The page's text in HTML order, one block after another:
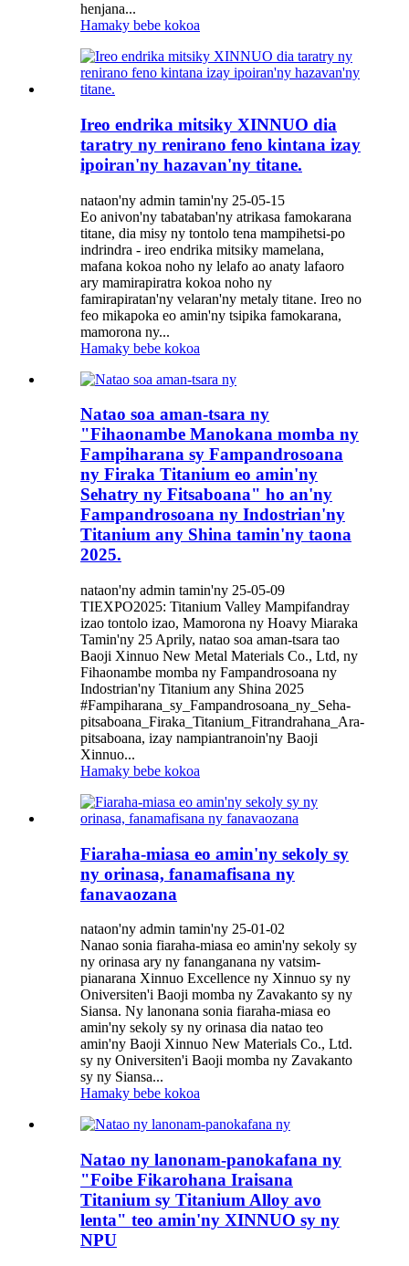
henjana...
Hamaky bebe kokoa
Ireo endrika mitsiky XINNUO dia
taratry ny renirano feno kintana izay
ipoiran'ny hazavan'ny titane.
nataon'ny admin tamin'ny 25-05-15
Eo anivon'ny tabataban'ny atrikasa famokarana
titane, dia misy ny tontolo tena mampihetsi-po
indrindra - ireo endrika mitsiky mamelana,
mafana kokoa noho ny lelafo ao anaty lafaoro
ary mamirapiratra kokoa noho ny
famirapiratan'ny velaran'ny metaly titane. Ireo no
feo mikapoka eo amin'ny tsipika famokarana,
mamorona ny...
Hamaky bebe kokoa
Natao soa aman-tsara ny
"Fihaonambe Manokana momba ny
Fampiharana sy Fampandrosoana
ny Firaka Titanium eo amin'ny
Sehatry ny Fitsaboana" ho an'ny
Fampandrosoana ny Indostrian'ny
Titanium any Shina tamin'ny taona
2025.
nataon'ny admin tamin'ny 25-05-09
TIEXPO2025: Titanium Valley Mampifandray
izao tontolo izao, Mamorona ny Hoavy Miaraka
Tamin'ny 25 Aprily, natao soa aman-tsara tao
Baoji Xinnuo New Metal Materials Co., Ltd, ny
Fihaonambe momba ny Fampandrosoana ny
Indostrian'ny Titanium any Shina 2025
#Fampiharana_sy_Fampandrosoana_ny_Seha-
pitsaboana_Firaka_Titanium_Fitrandrahana_Ara-
pitsaboana, izay nampiantranoin'ny Baoji
Xinnuo...
Hamaky bebe kokoa
Fiaraha-miasa eo amin'ny sekoly sy
ny orinasa, fanamafisana ny
fanavaozana
nataon'ny admin tamin'ny 25-01-02
Nanao sonia fiaraha-miasa eo amin'ny sekoly sy
ny orinasa ary ny fananganana ny vatsim-
pianarana Xinnuo Excellence ny Xinnuo sy ny
Oniversiten'i Baoji momba ny Zavakanto sy ny
Siansa. Ny lanonana sonia fiaraha-miasa eo
amin'ny sekoly sy ny orinasa dia natao teo
amin'ny Baoji Xinnuo New Materials Co., Ltd.
sy ny Oniversiten'i Baoji momba ny Zavakanto
sy ny Siansa...
Hamaky bebe kokoa
Natao ny lanonam-panokafana ny
"Foibe Fikarohana Iraisana
Titanium sy Titanium Alloy avo
lenta" teo amin'ny XINNUO sy ny
NPU